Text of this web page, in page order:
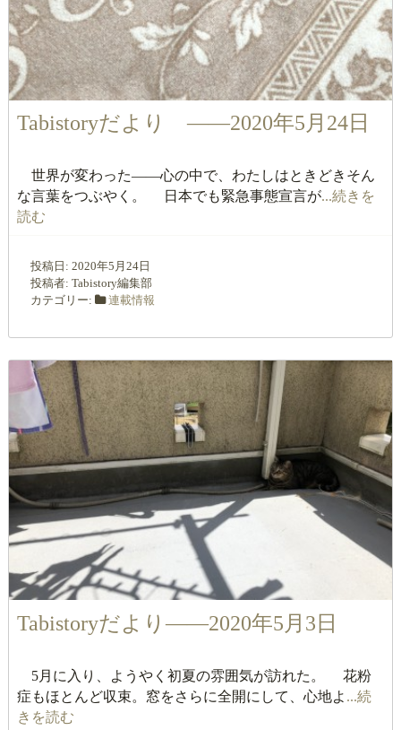
Tabistoryだより ――2020年5月24日
世界が変わった――心の中で、わたしはときどきそん
な言葉をつぶやく。 日本でも緊急事態宣言が...続きを
読む
投稿日: 2020年5月24日
投稿者: Tabistory編集部
カテゴリー:
連載情報
Tabistoryだより――2020年5月3日
5月に入り、ようやく初夏の雰囲気が訪れた。 花粉
症もほとんど収束。窓をさらに全開にして、心地よ ...続
きを読む